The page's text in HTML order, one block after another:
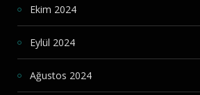
Ekim 2024
Eylül 2024
Ağustos 2024